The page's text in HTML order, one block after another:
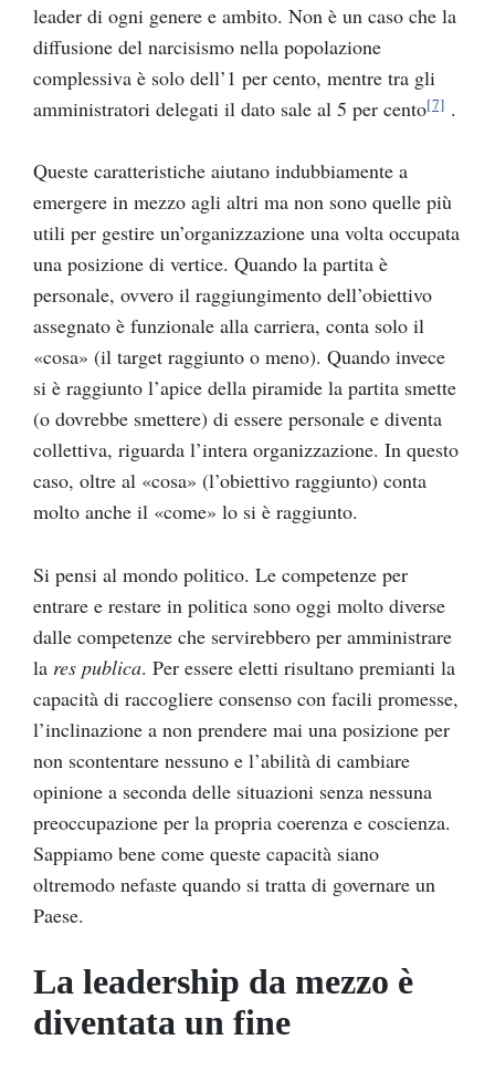
leader di ogni genere e ambito. Non è un caso che la
diffusione del narcisismo nella popolazione
complessiva è solo dell’1 per cento, mentre tra gli
amministratori delegati il dato sale al 5 per cento[7] .
Queste caratteristiche aiutano indubbiamente a
emergere in mezzo agli altri ma non sono quelle più
utili per gestire un’organizzazione una volta occupata
una posizione di vertice. Quando la partita è
personale, ovvero il raggiungimento dell’obiettivo
assegnato è funzionale alla carriera, conta solo il
«cosa» (il target raggiunto o meno). Quando invece
si è raggiunto l’apice della piramide la partita smette
(o dovrebbe smettere) di essere personale e diventa
collettiva, riguarda l’intera organizzazione. In questo
caso, oltre al «cosa» (l’obiettivo raggiunto) conta
molto anche il «come» lo si è raggiunto.
Si pensi al mondo politico. Le competenze per
entrare e restare in politica sono oggi molto diverse
dalle competenze che servirebbero per amministrare
la res publica. Per essere eletti risultano premianti la
capacità di raccogliere consenso con facili promesse,
l’inclinazione a non prendere mai una posizione per
non scontentare nessuno e l’abilità di cambiare
opinione a seconda delle situazioni senza nessuna
preoccupazione per la propria coerenza e coscienza.
Sappiamo bene come queste capacità siano
oltremodo nefaste quando si tratta di governare un
Paese.
La leadership da mezzo è
diventata un fine